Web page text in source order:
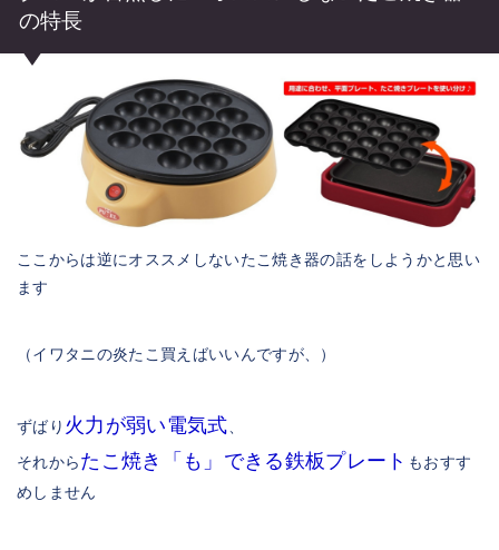
の特長
ここからは逆にオススメしないたこ焼き器の話をしようかと思い
ます
（イワタニの炎たこ買えばいいんですが、）
ずばり 火力が弱い電気式、
それからたこ焼き「も」できる鉄板プレート もおすす
めしません